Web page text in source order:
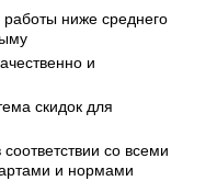
ниже среднего
и
скидок для
со всеми
и нормами